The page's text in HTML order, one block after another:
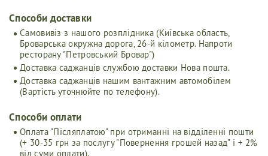
Cпособи доставки
Самовивіз з нашого розплідника (Київська область,
Броварська окружна дорога, 26-й кілометр. Напроти
ресторану "Петровський Бровар")
Доставка саджанців службою доставки Нова пошта.
Доставка саджанців нашим вантажним автомобілем
(Вартість уточнюйте по телефону).
Способи оплати
Оплата "Післяплатою" при отриманні на відділенні пошти
(+ 30-35 грн за послугу "Повернення грошей назад" і + 2%
від суми оплати).